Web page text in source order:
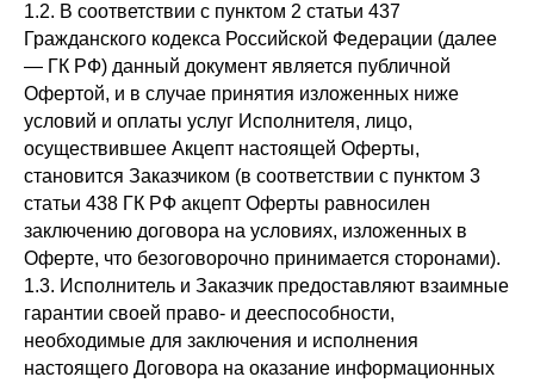
1.2. В соответствии с пунктом 2 статьи 437
Гражданского кодекса Российской Федерации (далее
— ГК РФ) данный документ является публичной
Офертой, и в случае принятия изложенных ниже
условий и оплаты услуг Исполнителя, лицо,
осуществившее Акцепт настоящей Оферты,
становится Заказчиком (в соответствии с пунктом 3
статьи 438 ГК РФ акцепт Оферты равносилен
заключению договора на условиях, изложенных в
Оферте, что безоговорочно принимается сторонами).
1.3. Исполнитель и Заказчик предоставляют взаимные
гарантии своей право- и дееспособности,
необходимые для заключения и исполнения
настоящего Договора на оказание информационных